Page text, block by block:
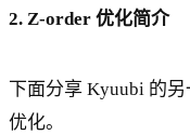
2. Z-order 优化简介
下面分享 Kyuubi 的
优化。